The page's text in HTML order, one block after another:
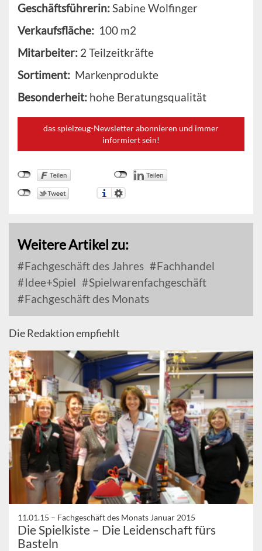
Geschäftsführerin:Sabine Wolfinger
Verkaufsfläche: 100 m2
Mitarbeiter: 2 Teilzeitkräfte
Sortiment: Markenprodukte
Besonderheit: hohe Beratungsqualität
das spielzeug-Newsletter abonnieren und immer
informiert sein!
Weitere Artikel zu:
Fachgeschäft des Jahres
Fachhandel
Idee+Spiel
Spielwarenfachgeschäft
Fachgeschäft des Monats
Die Redaktion empfiehlt
11.01.15 – Fachgeschäft des Monats Januar 2015
Die Spielkiste – Die Leidenschaft fürs
Basteln